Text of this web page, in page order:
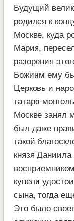
Будущий
родился к
Москве, куда
Мария,
разорения
Божиим ему
Церковь и
татаро-
Москве занял
был даже
такой
князя
купели
сына, тогда
Это было